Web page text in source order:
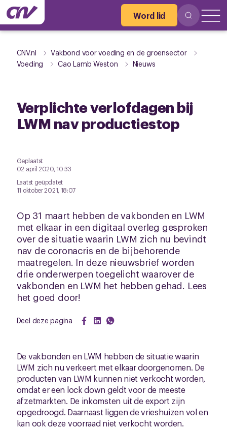
Word lid
CNV.nl
Vakbond voor voeding en de groensector
Voeding
Cao Lamb Weston Nieuws
Verplichte verlofdagen bij
LWM nav productiestop
Geplaatst
02 april 2020, 10:33
Laatst geüpdatet
11 oktober 2021, 18:07
Op 31 maart hebben de vakbonden en LWM
met elkaar in een digitaal overleg gesproken
over de situatie waarin LWM zich nu bevindt
nav de coronacris en de bijbehorende
maatregelen. In deze nieuwsbrief worden
drie onderwerpen toegelicht waarover de
vakbonden en LWM het hebben gehad. Lees
het goed door!
Deel deze pagina
De vakbonden en LWM hebben de situatie waarin
LWM zich nu verkeert met elkaar doorgenomen. De
producten van LWM kunnen niet verkocht worden,
omdat er een lock down geldt voor de meeste
afzetmarkten. De inkomsten uit de export zijn
opgedroogd. Daarnaast liggen de vrieshuizen vol en
kan ook deze voorraad niet verkocht worden.